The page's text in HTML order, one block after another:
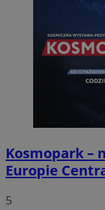
Kosmopark –
Europie
5